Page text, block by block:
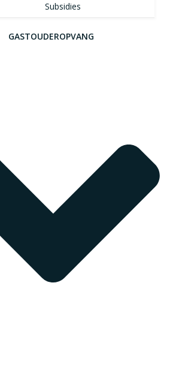
Subsidies
GASTOUDEROPVANG